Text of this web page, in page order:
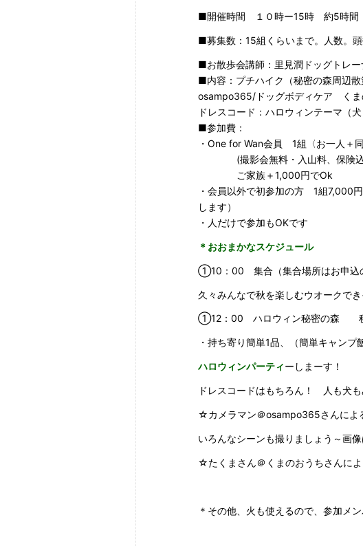
■開催時間 １０時ー15時 約5時間
■募集数：15組くらいまで。人数。
■お散歩会講師：里見潤ドッグトレー
■内容：プチハイク（秘密の森周辺
osampo365/ドッグボディケア くま
ドレスコード：ハロウィンテーマ（犬
■参加費：
・One for Wan会員 1組〈お一人＋
(撮影会無料・入山料、保険込
ご家族＋1,000円でOk 小
・会員以外で初参加の方 1組7,000
します）
・人だけで参加もOKです
＊おおまかなスケジュール
①10：00 集合（集合場所はお申込
久々みんなで秋を楽しむウオークで
①12：00 ハロウィン秘密の森 秘
・持ち寄り簡単1品、（簡単キャンプ
ハロウィンパーティーしまーす！
ドレスコードはもちろん！ 人も犬
☆カメラマン＠osampo365さんによ
いろんなシーンも撮りましょう～画
☆たくまさん＠くまのおうちさんによ
＊その他、火も使えるので、参加メ